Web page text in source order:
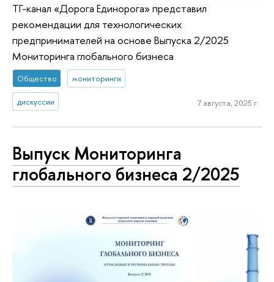
ТГ-канал «Дорога Единорога» представил
рекомендации для технологических
предпринимателей на основе Выпуска 2/2025
Мониторинга глобального бизнеса
Общество мониторинги
дискуссии 7 августа, 2025 г.
Выпуск Мониторинга
глобального бизнеса 2/2025